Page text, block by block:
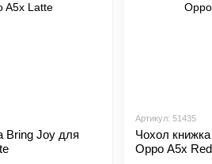
Bring Joy для
Артикул: 51435
Чохол
Oppo A5x Red